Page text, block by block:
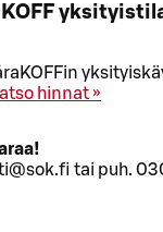
hinnat »
tai puh.